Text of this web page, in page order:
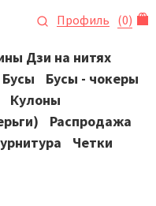
Профиль (0)
Дзи на нитях
Бусы
Бусы - чокеры
Кулоны
Распродажа
Четки